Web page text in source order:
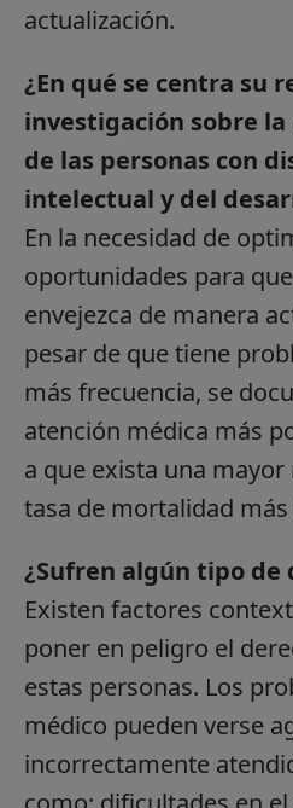
actualización.
¿En qué se centra su
investigación sobre
de las personas con
intelectual y del
En la necesidad de
oportunidades para
envejezca de manera
pesar de que tiene
más frecuencia, se
atención médica más
a que exista una
tasa de mortalidad
¿Sufren algún tipo de
Existen factores
poner en peligro el
estas personas. Los
médico pueden verse
incorrectamente